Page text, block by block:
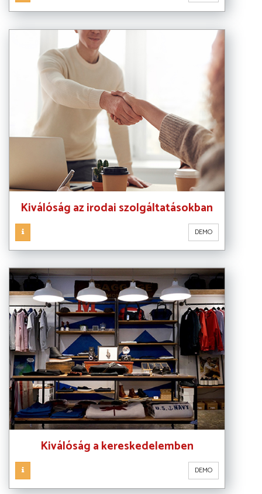
Kiválóság az irodai szolgáltatásokban
DEMO
Kiválóság a kereskedelemben
DEMO